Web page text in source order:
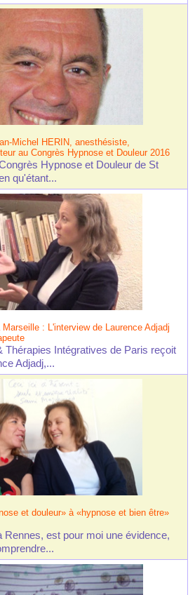
Michel HERIN, anesthésiste,
au Congrès Hypnose et Douleur 2016
Hypnose et Douleur de St
qu'étant...
: L'interview de Laurence Adjadj
Thérapies Intégratives de Paris reçoit
Adjadj,...
et douleur» à «hypnose et bien être»
Rennes, est pour moi une évidence,